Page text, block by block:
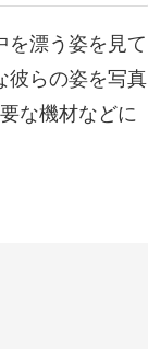
いポイントが満
明します。
を漂う姿を見て
彼らの姿を写真
な機材などに